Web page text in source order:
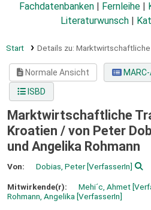
Fachdatenbanken
Fernleihe
Literaturwunsch
Start Details zu:
Normale Ansicht
ISBD
Marktwirtschaftliche
Kroatien / von Peter
und Angelika Rohmann
Von: Dobias, Peter[VerfasserIn]
Mitwirkende(r): Mehi´c, Ahmet
Rohmann, Angelika [VerfasserIn]